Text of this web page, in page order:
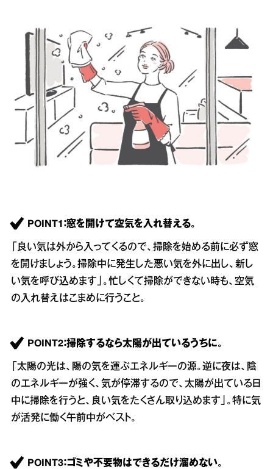
POINT1：窓を開けて空気を入れ替える。
「良い気は外から入ってくるので、掃除を始める前に必ず窓
を開けましょう。掃除中に発生した悪い気を外に出し、新し
い気を呼び込めます」。忙しくて掃除ができない時も、空気
の入れ替えはこまめに行うこと。
POINT2：掃除するなら太陽が出ているうちに。
「太陽の光は、陽の気を運ぶエネルギーの源。逆に夜は、陰
のエネルギーが強く、気が停滞するので、太陽が出ている日
中に掃除を行うと、良い気をたくさん取り込めます」。特に気
が活発に働く午前中がベスト。
POINT3：ゴミや不要物はできるだけ溜めない。